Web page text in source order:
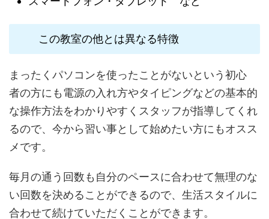
この教室の他とは異なる特徴
まったくパソコンを使ったことがないという初心
者の方にも電源の入れ方やタイピングなどの基本的
な操作方法をわかりやすくスタッフが指導してくれ
るので、今から習い事として始めたい方にもオスス
メです。
毎月の通う回数も自分のペースに合わせて無理のな
い回数を決めることができるので、生活スタイルに
合わせて続けていただくことができます。